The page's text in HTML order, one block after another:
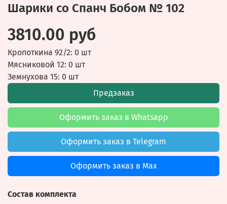
Шарики со Спанч Бобом № 102
3810.00 руб
Кропоткина 92/2: 0 шт
Мясниковой 12: 0 шт
Земнухова 15: 0 шт
Предзаказ
Оформить заказ в Whatsapp
Оформить заказ в Telegram
Оформить заказ в Max
Состав комплекта